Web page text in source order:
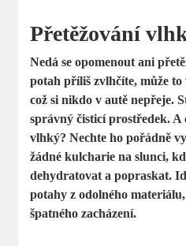
Přetěžování
Nedá se opomenout ani
potah příliš zvlhčíte, může
což si nikdo v autě nepřeje.
správný čisticí prostředek. A
vlhký? Nechte ho pořádně
žádné kulcharie na slunci,
dehydratovat a popraskat.
potahy z odolného
špatného zacházení.